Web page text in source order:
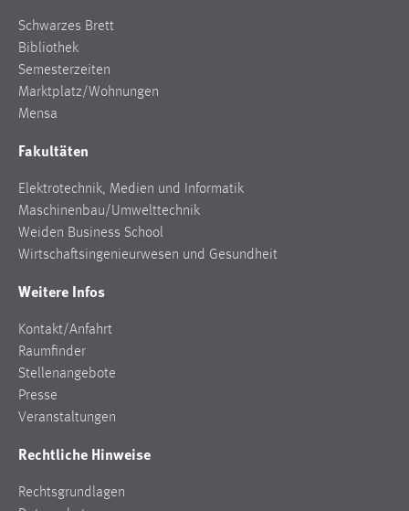
Schwarzes Brett
Bibliothek
Semesterzeiten
Marktplatz/Wohnungen
Mensa
Fakultäten
Elektrotechnik, Medien und Informatik
Maschinenbau/Umwelttechnik
Weiden Business School
Wirtschaftsingenieurwesen und Gesundheit
Weitere Infos
Kontakt/Anfahrt
Raumfinder
Stellenangebote
Presse
Veranstaltungen
Rechtliche Hinweise
Rechtsgrundlagen
Cookie Laufzeit:
EXTERNE MEDIEN
Plattformen anzeigen zu können, werden von diesen
externen Medien Cookies gesetzt.
YouTube
Vimeo